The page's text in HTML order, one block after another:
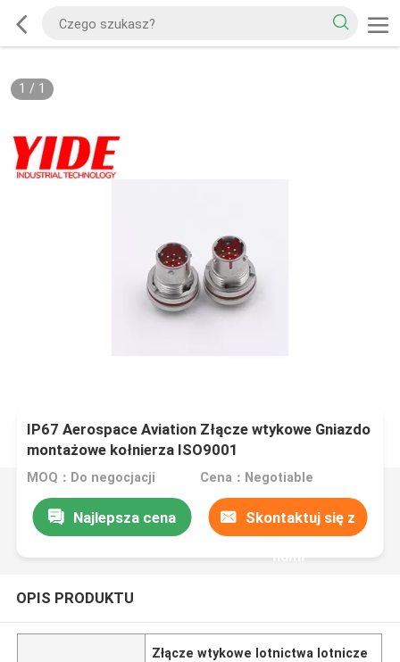
1 / 1
IP67 Aerospace Aviation Złącze wtykowe Gniazdo
montażowe kołnierza ISO9001
MOQ：Do negocjacji Cena：Negotiable
Najlepsza cena Skontaktuj się z
nami
OPIS PRODUKTU
Złącze wtykowe lotnictwa lotnicze